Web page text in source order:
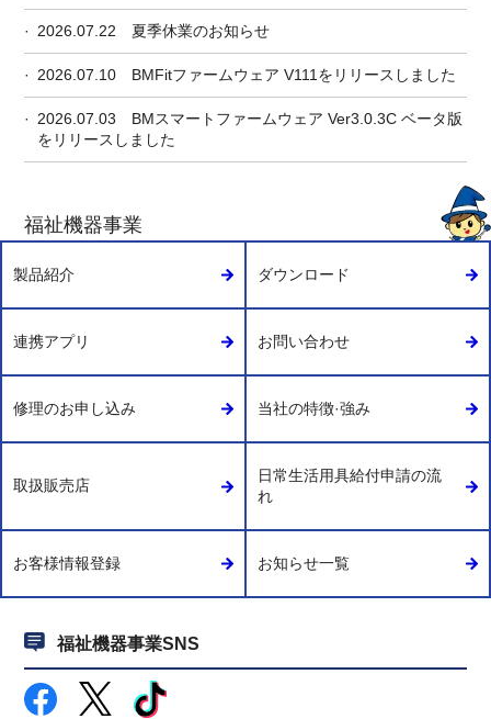
2026.07.22 夏季休業のお知らせ
2026.07.10 BMFitファームウェア V111をリリースしました
2026.07.03
BMスマートファームウェア Ver3.0.3C ベータ版
をリリースしました
福祉機器事業
製品紹介 ダウンロード
連携アプリ お問い合わせ
修理のお申し込み 当社の特徴·強み
取扱販売店
日常生活用具給付申請の流
れ
お客様情報登録 お知らせ一覧
福祉機器事業SNS